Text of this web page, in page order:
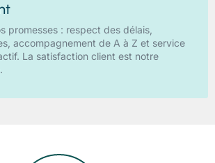
promesses : respect des délais,
accompagnement de A à Z et service
La satisfaction client est notre